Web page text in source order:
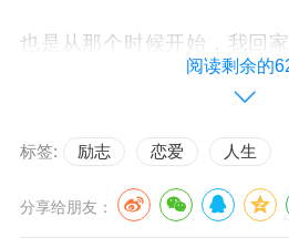
也是从那个时候开始，我回
家里的时间也越来越短。
我住了很多年的卧室慢慢被
物，用了很多年的书桌因为
练书法的字台。
阅读剩余的
标签: 励志 恋爱 人生
分享给朋友：